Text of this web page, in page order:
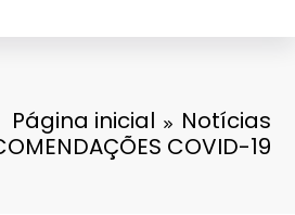
Página inicial
Notícias
COVID-19